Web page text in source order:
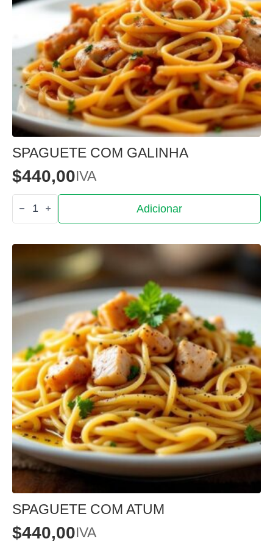
SPAGUETE COM GALINHA
$440,00IVA
Quantidade
de
Spaguete
Galinha
Adicionar
SPAGUETE COM ATUM
$440,00IVA